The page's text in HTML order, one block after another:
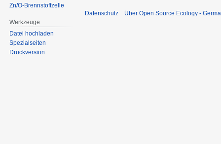
Zn/O-Brennstoffzelle
Werkzeuge
Datei hochladen
Spezialseiten
Druckversion
Datenschutz Über Open Source Ecology -